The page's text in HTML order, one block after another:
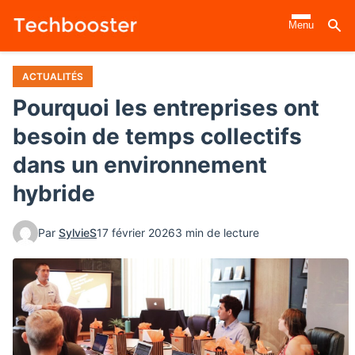
contenu
principal
Menu
ACTUALITÉS
Pourquoi les entreprises ont
besoin de temps collectifs
dans un environnement
hybride
Par SylvieS17 février 20263 min de lecture